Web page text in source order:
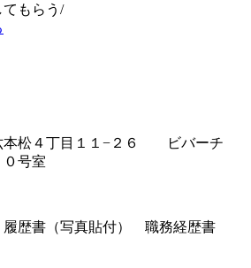
もらう /
本松４丁目１１−２６ ビバーチ
号室
歴書（写真貼付） 職務経歴書